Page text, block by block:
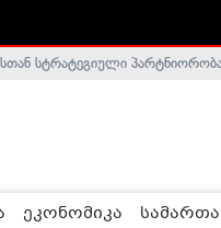
მთავრობა არალეგიტიმურია
სტრატეგიული პარტნიორობა
ეკონომიკა